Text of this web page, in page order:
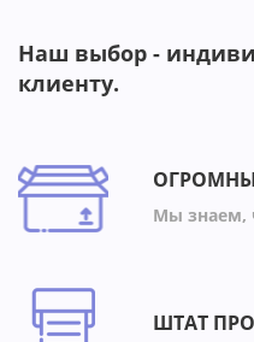
Наш выбор -
клиенту.
Мы знаем,
ШТАТ